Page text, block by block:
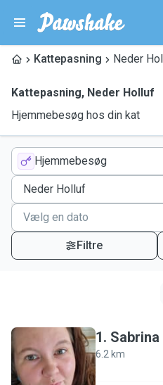
Kattepasning Neder
Kattepasning, Neder Holluf
Hjemmebesøg hos din kat
Hjemmebesøg
Filtre
S
1. Sabrina
6.2 km